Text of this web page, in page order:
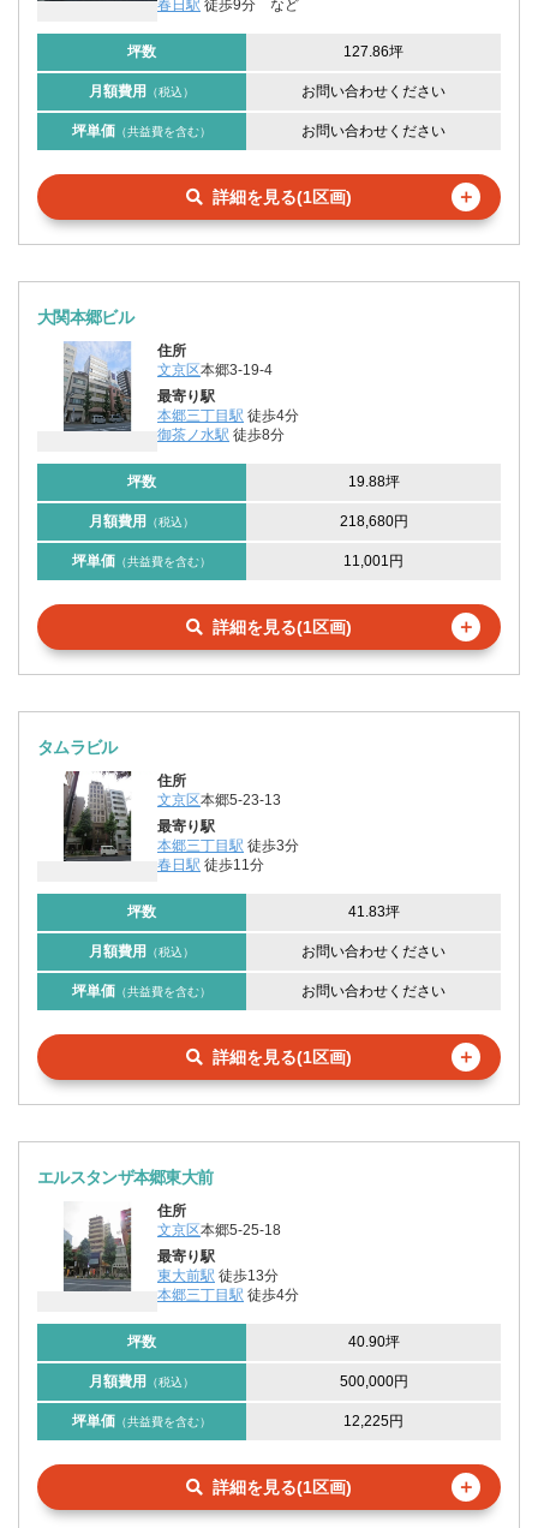
春日駅 徒歩9分 など
坪数 127.86坪
月額費用 （税込） お問い合わせください
坪単価 （共益費を含む） お問い合わせください
詳細を見る(1区画) ＋
大関本郷ビル
住所
文京区本郷3-19-4
最寄り駅
本郷三丁目駅 徒歩4分
御茶ノ水駅 徒歩8分
坪数 19.88坪
月額費用 （税込） 218,680円
坪単価 （共益費を含む） 11,001円
詳細を見る(1区画) ＋
タムラビル
住所
文京区本郷5-23-13
最寄り駅
本郷三丁目駅 徒歩3分
春日駅 徒歩11分
坪数 41.83坪
月額費用 （税込） お問い合わせください
坪単価 （共益費を含む） お問い合わせください
詳細を見る(1区画) ＋
エルスタンザ本郷東大前
住所
文京区本郷5-25-18
最寄り駅
東大前駅 徒歩13分
本郷三丁目駅 徒歩4分
坪数 40.90坪
月額費用 （税込） 500,000円
坪単価 （共益費を含む） 12,225円
詳細を見る(1区画) ＋